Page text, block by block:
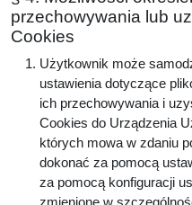
przechowywania lub
Cookies
Użytkownik może
ustawienia dotyczące
ich przechowywania i
Cookies do Urządzenia
których mowa w zdaniu
dokonać za pomocą
za pomocą konfiguracji
zmienione w